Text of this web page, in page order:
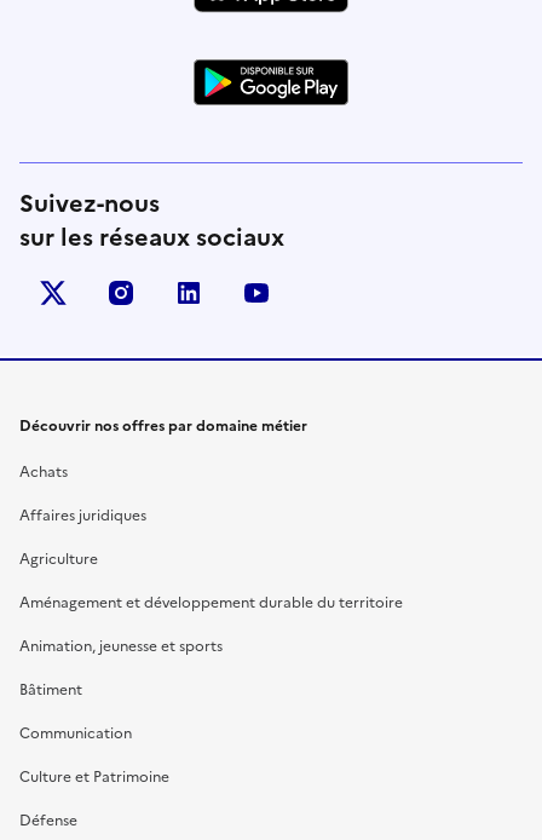
Suivez-nous
sur les réseaux sociaux
X (anciennement Twitter)
instagramlinkedin
Découvrir nos offres par domaine métier
Achats
Affaires juridiques
Agriculture
Aménagement et développement durable du territoire
Animation, jeunesse et sports
Bâtiment
Communication
Culture et Patrimoine
Défense